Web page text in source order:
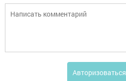
Авторизоваться